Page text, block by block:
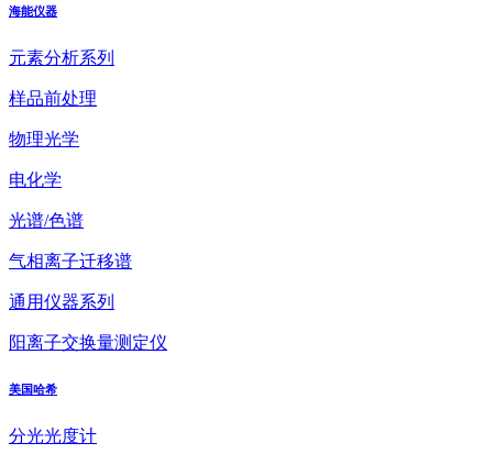
海能仪器
元素分析系列
样品前处理
物理光学
电化学
光谱/色谱
气相离子迁移谱
通用仪器系列
阳离子交换量测定仪
美国哈希
分光光度计